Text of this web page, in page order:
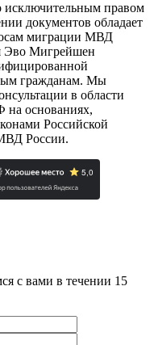
исключительным правом
документов обладает
миграции МВД
Мигрейшен
гражданам. Мы
в области
на основаниях,
Российской
России.
с вами в течении 15